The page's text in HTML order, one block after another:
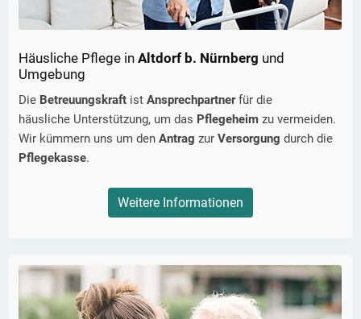
Häusliche Pflege in Altdorf b. Nürnberg und
Umgebung
Die Betreuungskraft ist Ansprechpartnerfür die
häusliche Unterstützung, um das Pflegeheim zu vermeiden.
Wir kümmern uns um den Antrag zur Versorgung durch die
Pflegekasse.
Weitere Informationen